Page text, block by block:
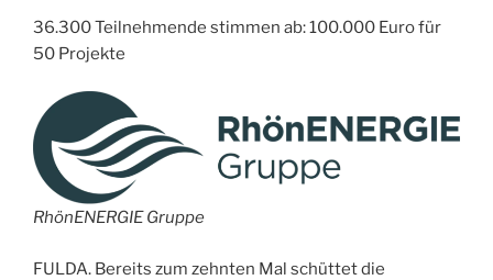
36.300 Teilnehmende stimmen ab: 100.000 Euro für
50 Projekte
RhönENERGIE Gruppe
FULDA. Bereits zum zehnten Mal schüttet die